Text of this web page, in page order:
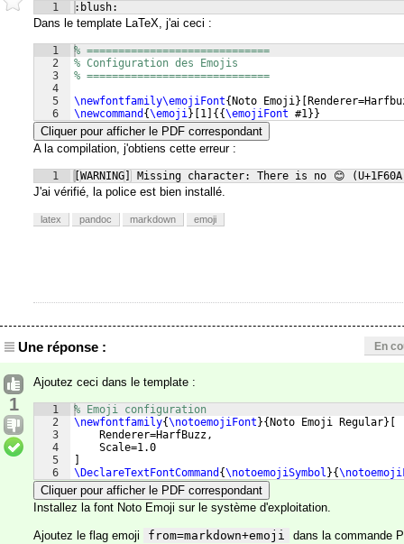
1 :blush:
Dans le template LaTeX, j'ai ceci :
1
2
3
4
5
6
% =============================
% Configuration des Emojis
% =============================
\newfontfamily\emojiFont{ Noto Emoji}
\newcommand {\emoji} 1 {{\emojiFont #1}}
Cliquer pour afficher le PDF correspondant
A la compilation, j'obtiens cette erreur :
1 [WARNING] Missing character: There is no 😊
J'ai vérifié, la police est bien installé.
latex pandoc markdown emoji
Une réponse : En
1
Ajoutez ceci dans le template :
1
2
3
4
5
6
% Emoji configuration
\newfontfamily{\notoemojiFont }{ Noto Emoji Regular}
    Renderer=HarfBuzz,
    Scale=1.0
\DeclareTextFontCommand {\notoemojiSymbol }{
Cliquer pour afficher le PDF correspondant
Installez la font Noto Emoji sur le système d'exploitation.
Ajoutez le flag emoji from=markdown+emoji dans la commande